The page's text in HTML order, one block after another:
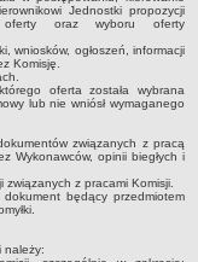
130 000 zł
Jednostki propozycji
oferty oraz wyboru oferty
wniosków, ogłoszeń, informacji
Komisję.
oferta została wybrana
lub nie wniósł wymaganego
związanych z pracą
Wykonawców, opinii biegłych i
z pracami Komisji.
będący przedmiotem
należy: